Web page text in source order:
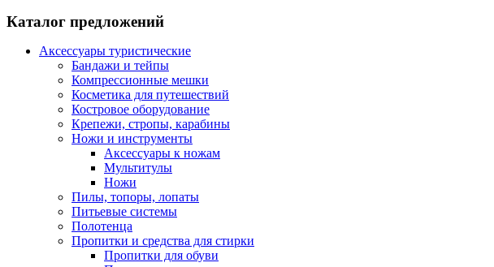
Каталог предложений
Аксессуары туристические
Бандажи и тейпы
Компрессионные мешки
Косметика для путешествий
Костровое оборудование
Крепежи, стропы, карабины
Ножи и инструменты
Аксессуары к ножам
Мультитулы
Ножи
Пилы, топоры, лопаты
Питьевые системы
Полотенца
Пропитки и средства для стирки
Пропитки для обуви